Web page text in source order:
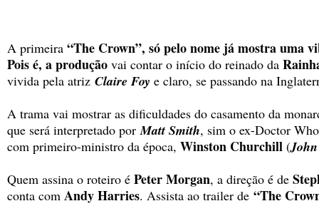
A primeira “The Crown”, só pelo nome já mostra uma
Pois é, a produção vai contar o início do reinado da
vivida pela atriz Claire Foy e claro, se passando na
A trama vai mostrar as dificuldades do casamento da
que será interpretado porMatt Smith, sim o ex-Doctor
com primeiro-ministro da época, Winston Churchill (
Quem assina o roteiro é Peter Morgan, a direção é de
conta com Andy Harries. Assista ao trailer de “The